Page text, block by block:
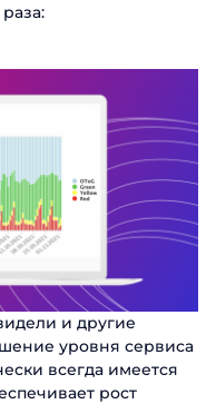
и другие
уровня сервиса
всегда имеется
рост